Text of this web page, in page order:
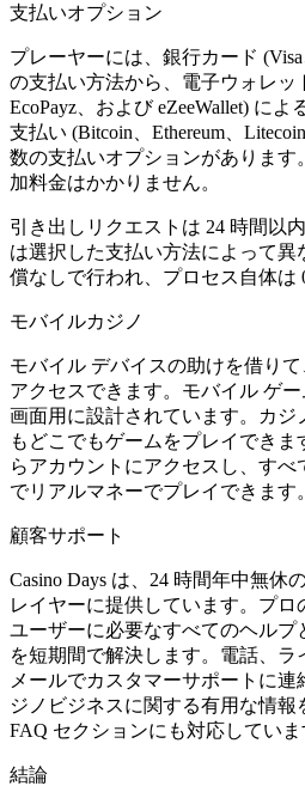
支払いオプション
プレーヤーには、銀行カード
の支払い方法から、電子ウォレッ
EcoPayz、および eZeeWallet) に
支払い (Bitcoin、Ethereum、
数の支払いオプションがあります
加料金はかかりません。
引き出しリクエストは 24 時間以
は選択した支払い方法によって
償なしで行われ、プロセス自体は
モバイルカジノ
モバイル デバイスの助けを借り
アクセスできます。モバイル ゲ
画面用に設計されています。カ
もどこでもゲームをプレイでき
らアカウントにアクセスし、すべ
でリアルマネーでプレイできます。
顧客サポート
Casino Days は、24 時間年中無休
レイヤーに提供しています。プロ
ユーザーに必要なすべてのヘルプ
を短期間で解決します。電話、
メールでカスタマーサポートに
ジノビジネスに関する有用な情報
FAQ セクションにも対応していま
結論